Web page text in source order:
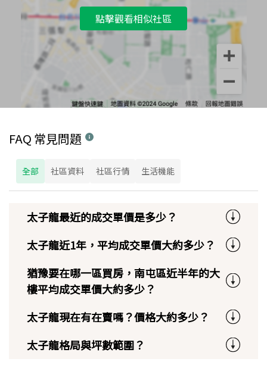
點擊觀看相似社區
FAQ 常見問題
全部 社區資料 社區行情 生活機能
太子龍最近的成交單價是多少？
太子龍近1年，平均成交單價大約多少？
猶豫要在哪一區買房，南屯區近半年的大
樓平均成交單價大約多少？
太子龍現在有在賣嗎？價格大約多少？
太子龍格局與坪數範圍？